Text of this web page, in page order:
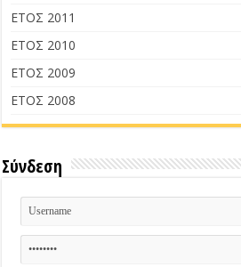
ΕΤΟΣ 2011
ΕΤΟΣ 2010
ΕΤΟΣ 2009
ΕΤΟΣ 2008
Σύνδεση